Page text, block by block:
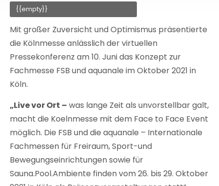
{{empty}}
Mit großer Zuversicht und Optimismus präsentierte
die Kölnmesse anlässlich der virtuellen
Pressekonferenz am 10. Juni das Konzept zur
Fachmesse FSB und aquanale im Oktober 2021 in
Köln.
„Live vor Ort – was lange Zeit als unvorstellbar galt,
macht die Koelnmesse mit dem Face to Face Event
möglich. Die FSB und die aquanale – Internationale
Fachmessen für Freiraum, Sport-und
Bewegungseinrichtungen sowie für
Sauna.Pool.Ambiente finden vom 26. bis 29. Oktober